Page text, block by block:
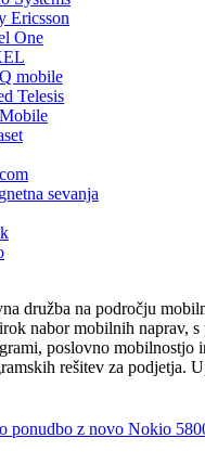
Ericsson
One
mobile
Telesis
sevanja
družba na področju
nabor mobilnih naprav,
poslovno mobilnostjo
rešitev za podjetja.
ponudbo z novo Nokio